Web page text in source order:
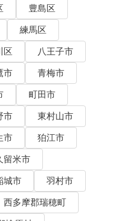
豊島区
練馬区
区
八王子市
市
青梅市
町田市
市
東村山市
市
狛江市
留米市
城市
羽村市
西多摩郡瑞穂町